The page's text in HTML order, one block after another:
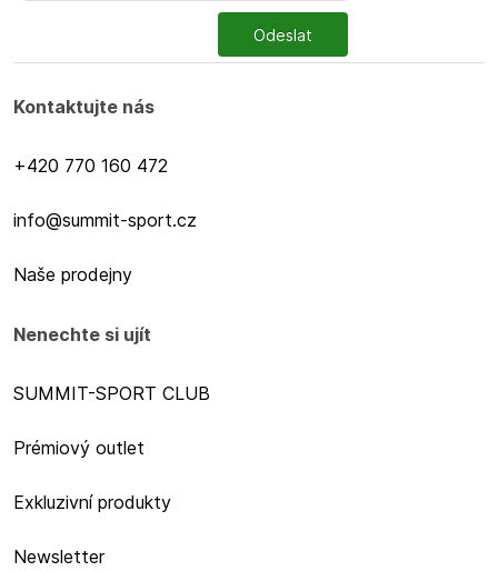
Odeslat
Kontaktujte nás
+420 770 160 472
info@summit-sport.cz
Naše prodejny
Nenechte si ujít
SUMMIT-SPORT CLUB
Prémiový outlet
Exkluzivní produkty
Newsletter